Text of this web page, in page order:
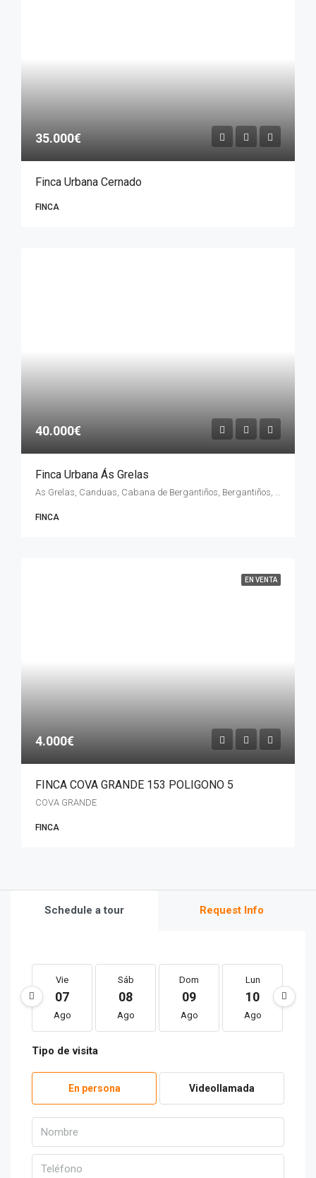
35.000€
Finca Urbana Cernado
FINCA
40.000€
Finca Urbana Ás Grelas
As Grelas, Canduas, Cabana de Bergantiños, Bergantiños, La Coruña, Galicia, 15116, España
FINCA
EN VENTA
4.000€
FINCA COVA GRANDE 153 POLIGONO 5
COVA GRANDE
FINCA
Schedule a tour Request Info
Vie
07
Ago
Sáb
08
Ago
Dom
09
Ago
Lun
10
Ago
Tipo de visita
En persona Videollamada